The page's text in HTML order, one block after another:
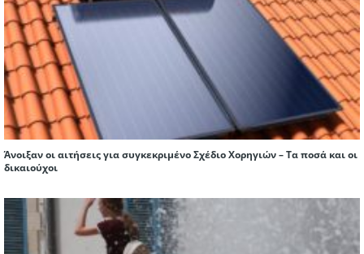
Άνοιξαν οι αιτήσεις για συγκεκριμένο Σχέδιο Χορηγιών – Τα ποσά και οι
δικαιούχοι